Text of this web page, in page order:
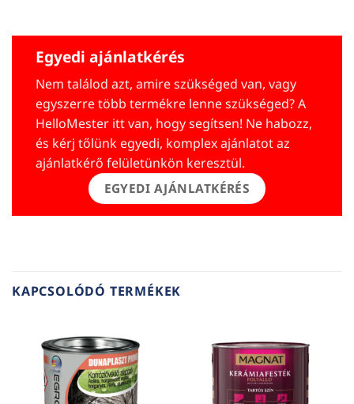
Egyedi ajánlatkérés
Nem találod azt, amire szükséged van, vagy
egyszerre több termékre lenne szükséged? A
HelloMester itt van, hogy segítsen! Ne habozz,
és kérj tőlünk egyedi, komplex ajánlatot az
ajánlatkérő felületünkön keresztül.
EGYEDI AJÁNLATKÉRÉS
KAPCSOLÓDÓ TERMÉKEK